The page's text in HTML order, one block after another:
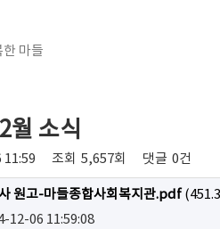
마들
월 소식
11:59 조회 5,657회 댓글 0건
원고-마들종합사회복지관.pdf
12-06 11:59:08